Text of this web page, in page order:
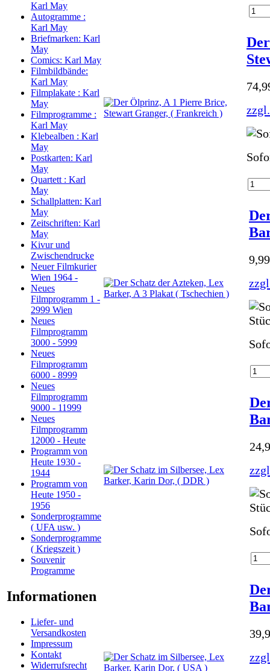
Karl May
Autogramme :
Karl May
Briefmarken: Karl
May
Comics: Karl May
Filmbildbände:
Karl May
Filmplakate : Karl
May
Filmprogramme :
Karl May
Klebealben : Karl
May
Postkarten: Karl
May
Quartett : Karl
May
Schallplatten: Karl
May
Zeitschriften: Karl
May
Kivur und
Zwischendrucke
Neuer Filmkurier
Wien 1964 -
Neues
Filmprogramm 1 -
2999 Wien
Neues
Filmprogramm
3000 - 5999
Neues
Filmprogramm
6000 - 8999
Neues
Filmprogramm
9000 - 11999
Neues
Filmprogramm
12000 - Heute
Programm von
Heute 1930 -
1944
Programm von
Heute 1950 -
1956
Sonderprogramme
( UFA usw. )
Sonderprogramme
( Kriegszeit )
Souvenir
Programme
Informationen
Liefer- und
Versandkosten
Impressum
Kontakt
Widerrufsrecht